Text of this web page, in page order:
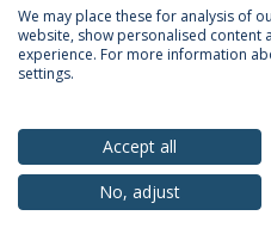
Privacy Policy
© 2026 Universidade
We may place these for analysis of
website, show personalised content
experience. For more information
settings.
Accept all
No, adjust